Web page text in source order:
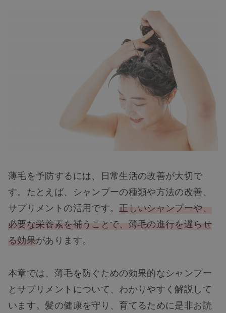
薄毛を予防するには、日常生活の改善が大切で
す。たとえば、シャンプーの種類や方法の改善、
サプリメントの活用です。 正しいシャンプーや、
必要な栄養素を補うことで、薄毛の進行を遅らせ
る効果があります。
本章では、薄毛を防ぐための効果的なシャンプー
とサプリメントについて、わかりやすく解説して
います。髪の健康を守り、育てるために是非お読